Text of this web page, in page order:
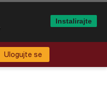
Ulogujte se
Instalirajte